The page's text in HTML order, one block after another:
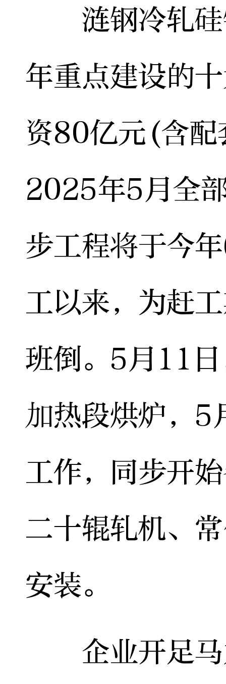
涟钢冷轧硅
年重点建设的
资80亿元(含配
2025年5月全
步工程将于今
工以来，为赶
班倒。5月11
加热段烘炉，5
工作，同步开
二十辊轧机、
安装。
企业开足马